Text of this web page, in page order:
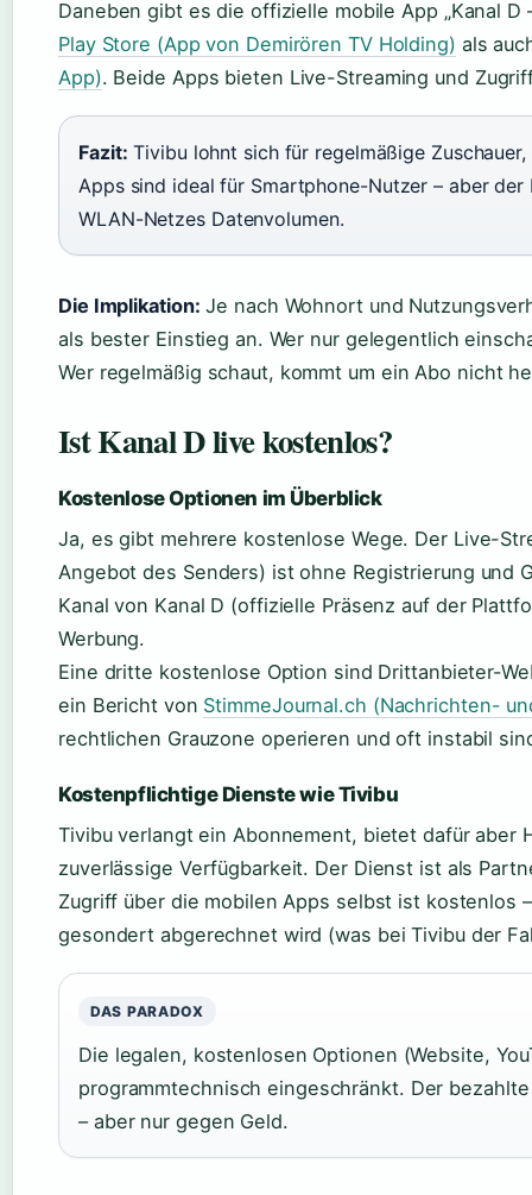
Daneben gibt es die offizielle mobile App „Kanal D
Play Store (App von Demirören TV Holding) als
App). Beide Apps bieten Live-Streaming und
Fazit: Tivibu lohnt sich für regelmäßige
Apps sind ideal für Smartphone-Nutzer – aber
WLAN-Netzes Datenvolumen.
Die Implikation: Je nach Wohnort und
als bester Einstieg an. Wer nur gelegentlich
Wer regelmäßig schaut, kommt um ein Abo nicht
Ist Kanal D live kostenlos?
Kostenlose Optionen im Überblick
Ja, es gibt mehrere kostenlose Wege. Der Live-
Angebot des Senders) ist ohne Registrierung und
Kanal von Kanal D (offizielle Präsenz auf der
Werbung.
Eine dritte kostenlose Option sind Drittanbieter-
ein Bericht von StimmeJournal.ch (Nachrichten-
rechtlichen Grauzone operieren und oft instabil
Kostenpflichtige Dienste wie Tivibu
Tivibu verlangt ein Abonnement, bietet dafür aber
zuverlässige Verfügbarkeit. Der Dienst ist als
Zugriff über die mobilen Apps selbst ist kostenlos
gesondert abgerechnet wird (was bei Tivibu der
DAS PARADOX
Die legalen, kostenlosen Optionen (Website,
programmtechnisch eingeschränkt. Der
– aber nur gegen Geld.